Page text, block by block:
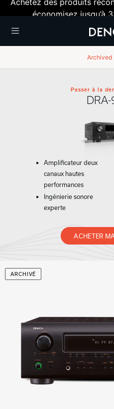
Achetez des produits
économisez jusqu’à
Archived
Passer à la
Amplificateur deux
canaux hautes
performances
Ingénierie sonore
experte
ACHETER
ARCHIVÉ